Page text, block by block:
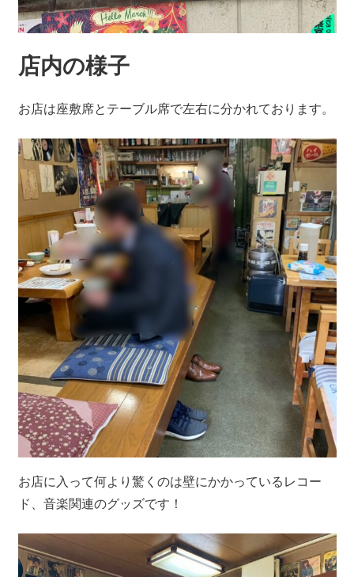
店内の様子
お店は座敷席とテーブル席で左右に分かれております。
お店に入って何より驚くのは壁にかかっているレコー
ド、音楽関連のグッズです！